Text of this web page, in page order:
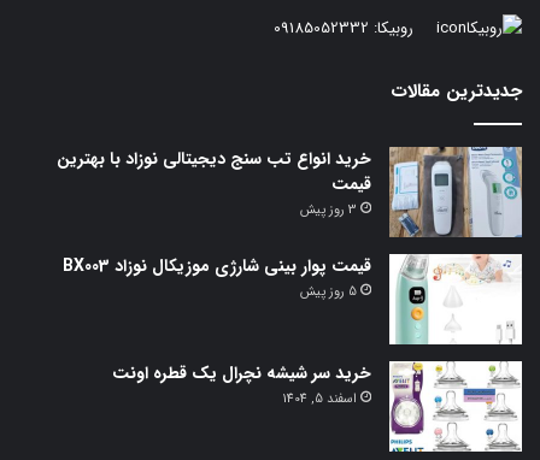
روبیکا: 09185052332
جدیدترین مقالات
خرید انواع تب سنج دیجیتالی نوزاد با بهترین
قیمت
3 روز پیش
قیمت پوار بینی شارژی موزیکال نوزاد BX003
5 روز پیش
خرید سر شیشه نچرال یک قطره اونت
اسفند 5, 1404